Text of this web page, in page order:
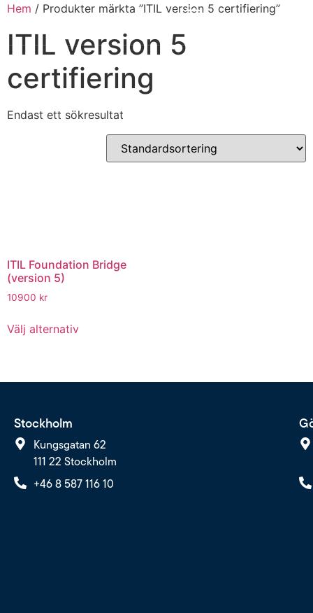
Hem / Produkter märkta ”ITIL version 5 certifiering”
ITIL version 5
certifiering
Endast ett sökresultat
ITIL Foundation Bridge
(version 5)
10900 kr
Välj alternativ
Stockholm
Kungsgatan 62
111 22 Stockholm
+46 8 587 116 10